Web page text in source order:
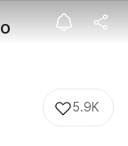
5.9K